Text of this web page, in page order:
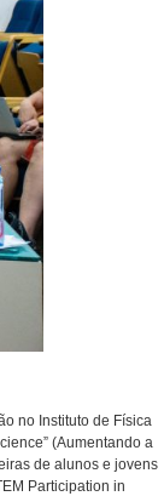
no Instituto de Física
(Aumentando a
de alunos e jovens
Participation in